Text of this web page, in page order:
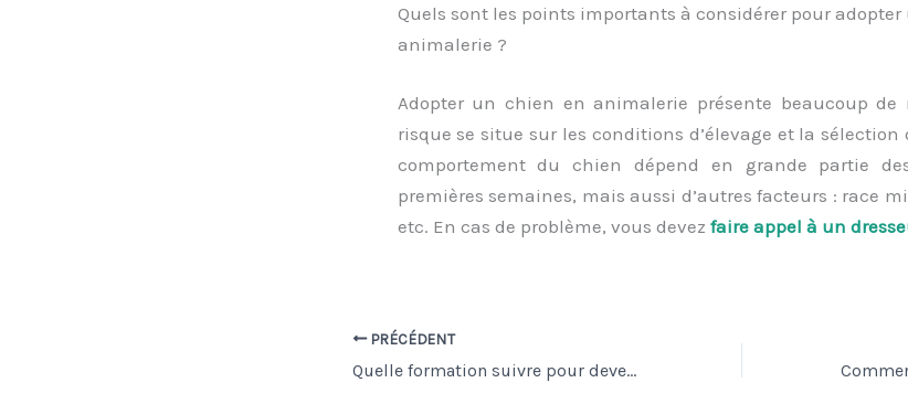
Quels sont les points importants à considérer pour
animalerie ?
Adopter un chien en animalerie présente beaucoup de
risque se situe sur les conditions d’élevage et la sélection
comportement du chien dépend en grande partie
premières semaines, mais aussi d’autres facteurs : race
etc. En cas de problème, vous devez faire appel à un
PRÉCÉDENT
Quelle formation suivre pour devenir nettoyeur de scènes de crime ?